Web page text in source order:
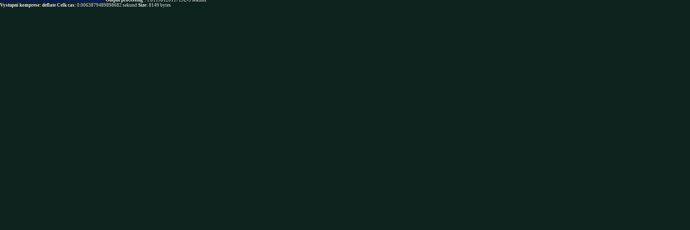
Vystupni komprese: deflate Celk cas: 0.0063879489898682 sekund Size: 8149 bytes